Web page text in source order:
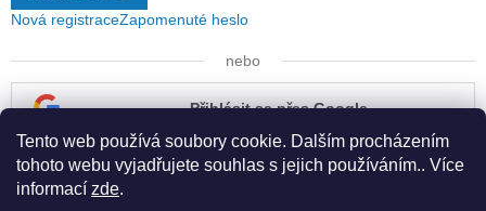
Tento web používá soubory cookie. Dalším procházením
tohoto webu vyjadřujete souhlas s jejich používáním.. Více
informací zde.
Nová registraceZapomenuté heslo
nebo
Přihlásit se přes Google
Přihlásit se přes Seznam